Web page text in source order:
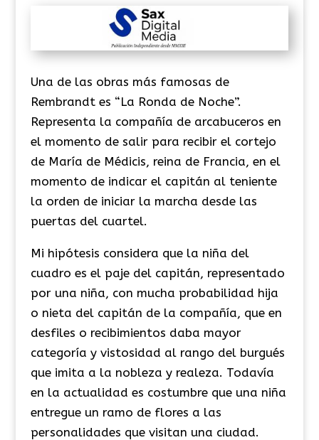
Una de las obras más famosas de
Rembrandt es “La Ronda de Noche”.
Representa la compañía de arcabuceros en
el momento de salir para recibir el cortejo
de María de Médicis, reina de Francia, en el
momento de indicar el capitán al teniente
la orden de iniciar la marcha desde las
puertas del cuartel.
Mi hipótesis considera que la niña del
cuadro es el paje del capitán, representado
por una niña, con mucha probabilidad hija
o nieta del capitán de la compañía, que en
desfiles o recibimientos daba mayor
categoría y vistosidad al rango del burgués
que imita a la nobleza y realeza. Todavía
en la actualidad es costumbre que una niña
entregue un ramo de flores a las
personalidades que visitan una ciudad.